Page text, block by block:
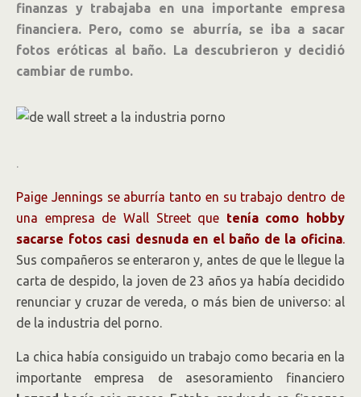
finanzas y trabajaba en una importante empresa
financiera. Pero, como se aburría, se iba a sacar
fotos eróticas al baño. La descubrieron y decidió
cambiar de rumbo.
.
Paige Jennings se aburría tanto en su trabajo dentro de
una empresa de Wall Street que tenía como hobby
sacarse fotos casi desnuda en el baño de la oficina.
Sus compañeros se enteraron y, antes de que le llegue la
carta de despido, la joven de 23 años ya había decidido
renunciar y cruzar de vereda, o más bien de universo: al
de la industria del porno.
La chica había consiguido un trabajo como becaria en la
importante empresa de asesoramiento financiero